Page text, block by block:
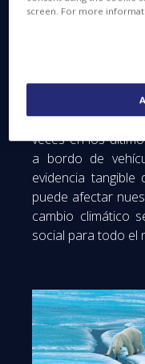
Peake y Thomas
fotos de nuestro
la Estación
de observación
arriba, la
increíblemente
vuelven locos, un
veces en los
a bordo de
evidencia
puede afectar
cambio climático
social para todo el
screen. For more